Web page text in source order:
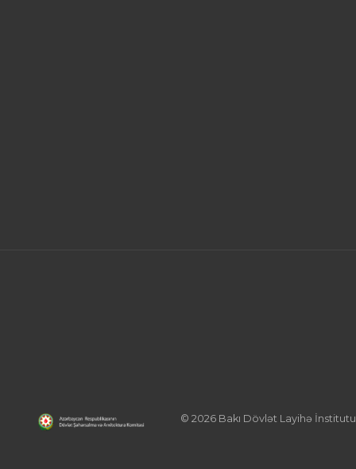
© 2026 Bakı Dövlət Layihə İnstitutu